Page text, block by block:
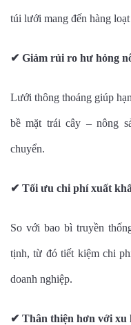
túi lưới mang đến hàng
✔ Giảm rủi ro hư hỏng
Lưới thông thoáng giúp
bề mặt trái cây – nông
chuyển.
✔ Tối ưu chi phí xuất
So với bao bì truyền
tịnh, từ đó tiết kiệm chi
doanh nghiệp.
✔ Thân thiện hơn với xu